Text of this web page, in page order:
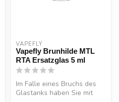
VAPEFLY
Vapefly Brunhilde MTL
RTA Ersatzglas 5 ml
Im Falle eines Bruchs des
Glastanks haben Sie mit